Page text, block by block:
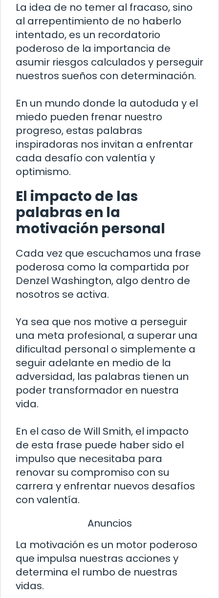
La idea de no temer al fracaso, sino
al arrepentimiento de no haberlo
intentado, es un recordatorio
poderoso de la importancia de
asumir riesgos calculados y perseguir
nuestros sueños con determinación.
En un mundo donde la autoduda y el
miedo pueden frenar nuestro
progreso, estas palabras
inspiradoras nos invitan a enfrentar
cada desafío con valentía y
optimismo.
El impacto de las
palabras en la
motivación personal
Cada vez que escuchamos una frase
poderosa como la compartida por
Denzel Washington, algo dentro de
nosotros se activa.
Ya sea que nos motive a perseguir
una meta profesional, a superar una
dificultad personal o simplemente a
seguir adelante en medio de la
adversidad, las palabras tienen un
poder transformador en nuestra
vida.
En el caso de Will Smith, el impacto
de esta frase puede haber sido el
impulso que necesitaba para
renovar su compromiso con su
carrera y enfrentar nuevos desafíos
con valentía.
Anuncios
La motivación es un motor poderoso
que impulsa nuestras acciones y
determina el rumbo de nuestras
vidas.